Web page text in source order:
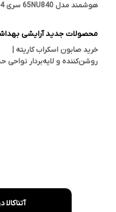
محصولات جدید آرایشی
خرید صابون اسکراب کاریته |
روشن‌کننده و لایه‌بردار